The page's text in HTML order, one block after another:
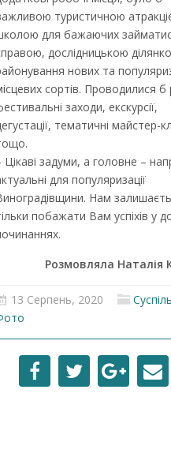
туристичною
для бажаючих
дослідницькою
нових та
сортів. Проводилися б
заходи, екскурсії,
тематичні майстер-
Цікаві задуми, а головне –
для популяризації
Нам
побажати Вам успіхів у
Розмовляла Наталія
13 Серпень, 2020